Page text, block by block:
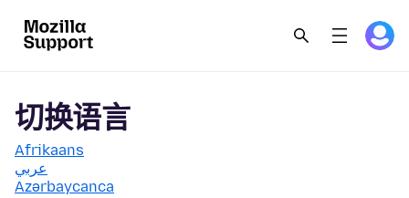
切换语言
Afrikaans
عربي
Azərbaycanca